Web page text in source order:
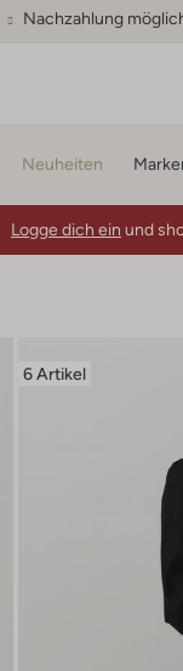
Nachzahlung
Neuheiten
Logge dich ein und
6 Artikel